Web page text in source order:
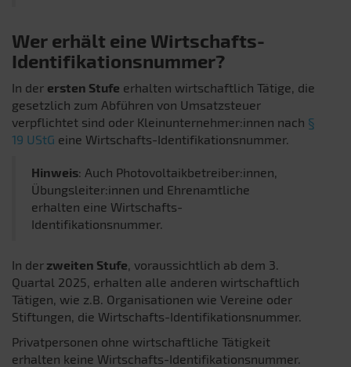
Wer erhält eine Wirtschafts-
Identifikationsnummer?
In der ersten Stufe erhalten wirtschaftlich Tätige, die
gesetzlich zum Abführen von Umsatzsteuer
verpflichtet sind oder Kleinunternehmer:innen nach §
19 UStG eine Wirtschafts-Identifikationsnummer.
Hinweis: Auch Photovoltaikbetreiber:innen,
Übungsleiter:innen und Ehrenamtliche
erhalten eine Wirtschafts-
Identifikationsnummer.
In der zweiten Stufe , voraussichtlich ab dem 3.
Quartal 2025, erhalten alle anderen wirtschaftlich
Tätigen, wie z.B. Organisationen wie Vereine oder
Stiftungen, die Wirtschafts-Identifikationsnummer.
Privatpersonen ohne wirtschaftliche Tätigkeit
erhalten keine Wirtschafts-Identifikationsnummer.